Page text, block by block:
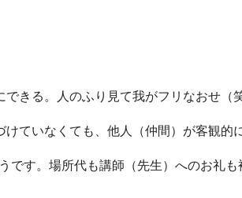
きる。人のふり見て我がフリなおせ（
ていなくても、他人（仲間）が客観
です。場所代も講師（先生）へのお礼